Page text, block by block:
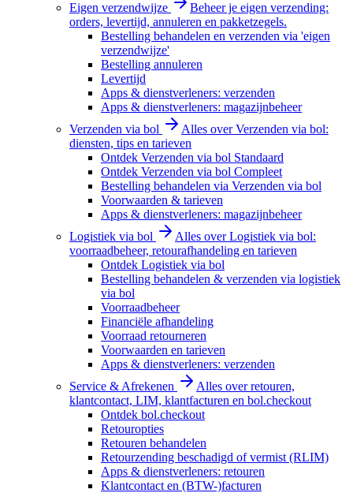
Eigen verzendwijze
Beheer je eigen verzending:
orders, levertijd, annuleren en pakketzegels.
Bestelling behandelen en verzenden via 'eigen
verzendwijze'
Bestelling annuleren
Levertijd
Apps & dienstverleners: verzenden
Apps & dienstverleners: magazijnbeheer
Verzenden via bol
Alles over Verzenden via bol:
diensten, tips en tarieven
Ontdek Verzenden via bol Standaard
Ontdek Verzenden via bol Compleet
Bestelling behandelen via Verzenden via bol
Voorwaarden & tarieven
Apps & dienstverleners: magazijnbeheer
Logistiek via bol
Alles over Logistiek via bol:
voorraadbeheer, retourafhandeling en tarieven
Ontdek Logistiek via bol
Bestelling behandelen & verzenden via logistiek
via bol
Voorraadbeheer
Financiële afhandeling
Voorraad retourneren
Voorwaarden en tarieven
Apps & dienstverleners: verzenden
Service & Afrekenen
Alles over retouren,
klantcontact, LIM, klantfacturen en bol.checkout
Ontdek bol.checkout
Retouropties
Retouren behandelen
Retourzending beschadigd of vermist (RLIM)
Apps & dienstverleners: retouren
Klantcontact en (BTW-)facturen